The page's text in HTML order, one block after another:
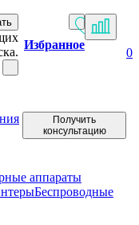
Избранное
0
Получить
консультацию
аппараты
Беспроводные